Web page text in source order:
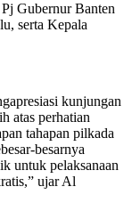
Gubernur Banten
serta Kepala
kunjungan
atas perhatian
tahapan pilkada
besarnya
untuk pelaksanaan
ujar Al